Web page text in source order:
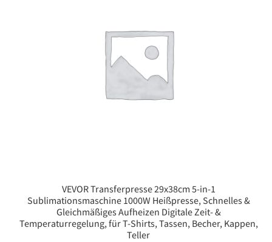
VEVOR Transferpresse 29x38cm 5-in-1
Sublimationsmaschine 1000W Heißpresse, Schnelles &
Gleichmäßiges Aufheizen Digitale Zeit- &
Temperaturregelung, für T-Shirts, Tassen, Becher, Kappen,
Teller